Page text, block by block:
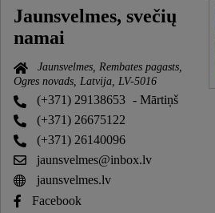
Jaunsvelmes, svečių
namai
Jaunsvelmes, Rembates pagasts,
Ogres novads, Latvija, LV-5016
(+371) 29138653 - Mārtiņš
(+371) 26675122
(+371) 26140096
jaunsvelmes@inbox.lv
jaunsvelmes.lv
Facebook